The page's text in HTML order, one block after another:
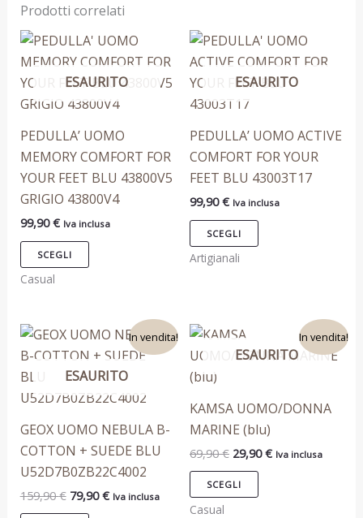
Prodotti correlati
ESAURITO
PEDULLA’ UOMO
MEMORY COMFORT FOR
YOUR FEET BLU 43800V5
GRIGIO 43800V4
99,90€ Iva inclusa
SCEGLI
Questo
prodotto
ha
più
Le
opzioni
possono
essere
scelte
pagina
Casual
ESAURITO
PEDULLA’ UOMO ACTIVE
COMFORT FOR YOUR
FEET BLU 43003T17
99,90€ Iva inclusa
SCEGLI
Questo
prodotto
ha
Le
opzioni
possono
essere
nella
Artigianali
In vendita!
ESAURITO
GEOX UOMO NEBULA B-
COTTON + SUEDE BLU
U52D7B0ZB22C4002
159,90€
Il
prezzo
originale
era:
79,90€
Il
prezzo
attuale
è:
Iva inclusa
Questo
prodotto
ha
più
Le
opzioni
possono
essere
In vendita!
ESAURITO
KAMSA UOMO/DONNA
MARINE (blu)
69,90€
Il
originale
29,90€
prezzo
attuale
Iva inclusa
SCEGLI
Questo
prodotto
varianti.
Le
opzioni
essere
Casual